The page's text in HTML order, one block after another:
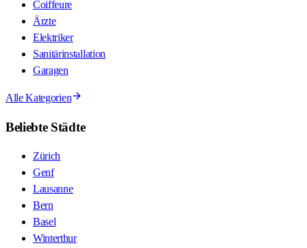
Coiffeure
Ärzte
Elektriker
Sanitärinstallation
Garagen
Alle Kategorien
Beliebte Städte
Zürich
Genf
Lausanne
Bern
Basel
Winterthur